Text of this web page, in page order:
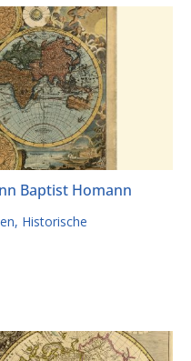
Baptist Homann
Historische